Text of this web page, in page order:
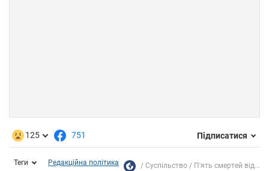
125 751 Підписатися
Теги Редакційна політика Суспільство П'ять смертей від...